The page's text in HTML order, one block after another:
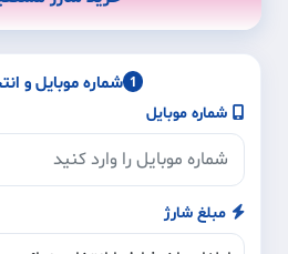
1 شماره موبایل و
شماره موبایل
مبلغ شارژ